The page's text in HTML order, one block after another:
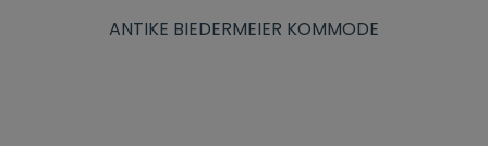
ANTIKE BIEDERMEIER KOMMODE